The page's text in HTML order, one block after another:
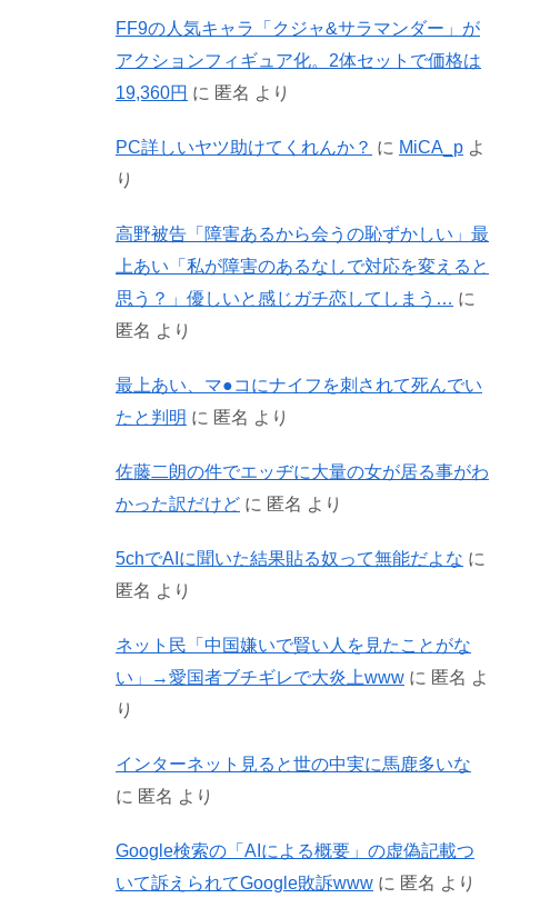
FF9の人気キャラ「クジャ&サラマンダー」が
アクションフィギュア化。2体セットで価格は
19,360円 に 匿名 より
PC詳しいヤツ助けてくれんか？ に MiCA_p よ
り
高野被告「障害あるから会うの恥ずかしい」最
上あい「私が障害のあるなしで対応を変えると
思う？」優しいと感じガチ恋してしまう…
に
匿名 より
最上あい、マ●コにナイフを刺されて死んでい
たと判明 に 匿名 より
佐藤二朗の件でエッヂに大量の女が居る事がわ
かった訳だけど に 匿名 より
5chでAIに聞いた結果貼る奴って無能だよな に
匿名 より
ネット民「中国嫌いで賢い人を見たことがな
い」→愛国者ブチギレで大炎上www に 匿名 よ
り
インターネット見ると世の中実に馬鹿多いな
に 匿名 より
Google検索の「AIによる概要」の虚偽記載つ
いて訴えられてGoogle敗訴www に 匿名 より